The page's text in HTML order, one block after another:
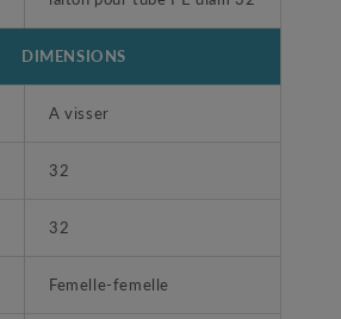
DIMENSIONS
A visser
32
32
Femelle-femelle